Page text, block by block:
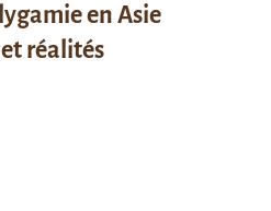
en Asie
réalités